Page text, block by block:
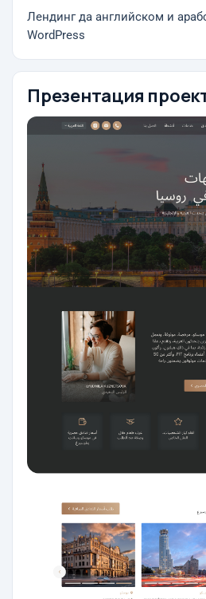
Лендинг да английском и
WordPress
Презентация